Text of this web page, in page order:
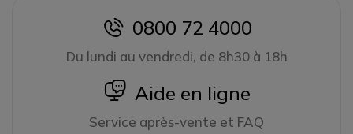
icon
0800 72 4000
Du lundi au vendredi, de 8h30 à 18h
icon
Aide en ligne
Service après-vente et FAQ